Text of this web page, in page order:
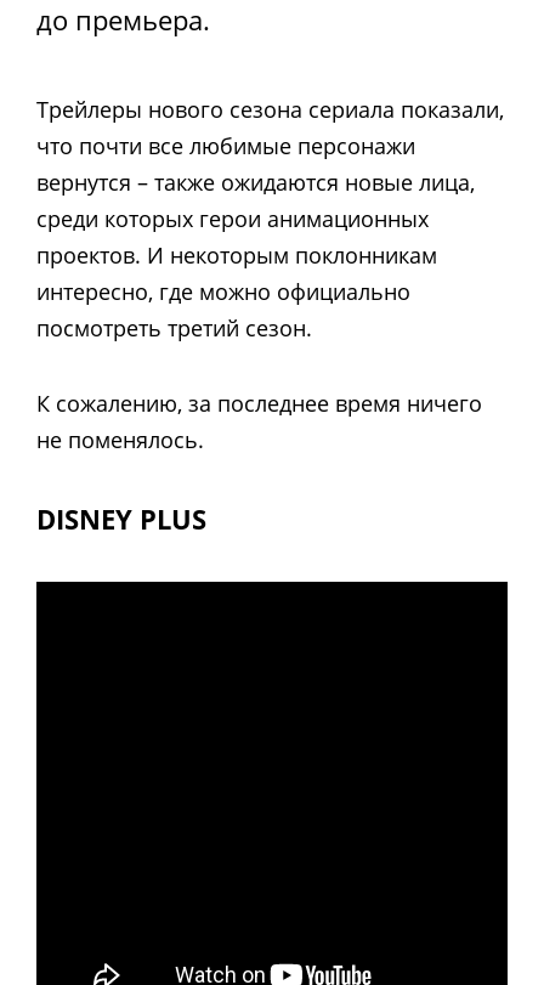
до премьера.
Трейлеры нового сезона сериала показали,
что почти все любимые персонажи
вернутся – также ожидаются новые лица,
среди которых герои анимационных
проектов. И некоторым поклонникам
интересно, где можно официально
посмотреть третий сезон.
К сожалению, за последнее время ничего
не поменялось.
DISNEY PLUS